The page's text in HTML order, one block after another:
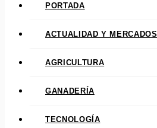
PORTADA
ACTUALIDAD Y MERCADOS
AGRICULTURA
GANADERÍA
TECNOLOGÍA